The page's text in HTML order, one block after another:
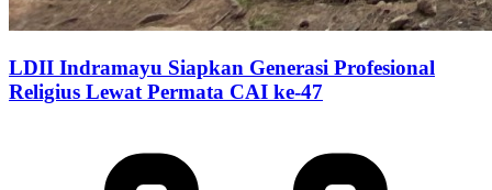
LDII Indramayu Siapkan Generasi Profesional
Religius Lewat Permata CAI ke-47